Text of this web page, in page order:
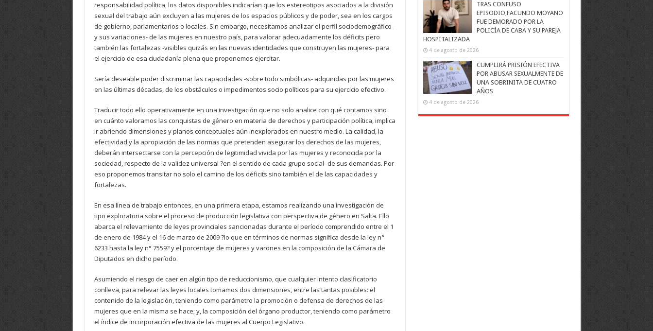
responsabilidad política, los datos disponibles indicarían que los estereotipos asociados a la división
sexual del trabajo aún excluyen a las mujeres de los espacios públicos y de poder, sea en los cargos
de gobierno, parlamentarios o locales. Sin embargo, necesitamos analizar el perfil sociodemográfico -
y sus variaciones- de las mujeres en nuestro país, para valorar adecuadamente los déficits pero
también las fortalezas -visibles quizás en las nuevas identidades que construyen las mujeres- para
el ejercicio de esa ciudadanía plena que proponemos ejercitar.
Sería deseable poder discriminar las capacidades -sobre todo simbólicas- adquiridas por las mujeres
en las últimas décadas, de los obstáculos o impedimentos socio políticos para su ejercicio efectivo.
Traducir todo ello operativamente en una investigación que no solo analice con qué contamos sino
en cuánto valoramos las conquistas de género en materia de derechos y participación política, implica
ir abriendo dimensiones y planos conceptuales aún inexplorados en nuestro medio. La calidad, la
efectividad y la apropiación de las normas que pretenden asegurar los derechos de las mujeres,
deberán intersectarse con la percepción de legitimidad vivida por las mujeres y reconocida por la
sociedad, respecto de la validez universal ?en el sentido de cada grupo social- de sus demandas. Por
eso proponemos transitar no solo el camino de los déficits sino también el de las capacidades y
fortalezas.
En esa línea de trabajo entonces, en una primera etapa, estamos realizando una investigación de
tipo exploratoria sobre el proceso de producción legislativa con perspectiva de género en Salta. Ello
abarca el relevamiento de leyes provinciales sancionadas durante el período comprendido entre el 1
de enero de 1984 y el 16 de marzo de 2009 ?lo que en términos de normas significa desde la ley n°
6233 hasta la ley n° 7559? y el porcentaje de mujeres y varones en la composición de la Cámara de
Diputados en dicho período.
Asumiendo el riesgo de caer en algún tipo de reduccionismo, que cualquier intento clasificatorio
conlleva, para relevar las leyes locales tomamos dos dimensiones, entre las tantas posibles: el
contenido de la legislación, teniendo como parámetro la promoción o defensa de derechos de las
mujeres que en la misma se hace; y, la composición del órgano productor, teniendo como parámetro
el índice de incorporación efectiva de las mujeres al Cuerpo Legislativo.
TRAS CONFUSO
EPISODIO,FACUNDO MOYANO
FUE DEMORADO POR LA
POLICÍA DE CABA Y SU PAREJA
HOSPITALIZADA
4 de agosto de 2026
CUMPLIRÁ PRISIÓN EFECTIVA
POR ABUSAR SEXUALMENTE DE
UNA SOBRINITA DE CUATRO
AÑOS
4 de agosto de 2026